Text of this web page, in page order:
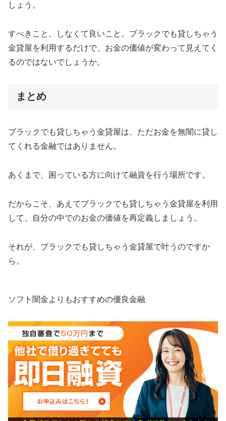
しょう。
すべきこと、しなくて良いこと。ブラックでも貸しちゃう
金貸屋を利用するだけで、お金の価値が変わって見えてく
るのではないでしょうか。
まとめ
ブラックでも貸しちゃう金貸屋は、ただお金を無闇に貸し
てくれる金融ではありません。
あくまで、困っている方に向けて融資を行う場所です。
だからこそ、あえてブラックでも貸しちゃう金貸屋を利用
して、自分の中でのお金の価値を再定義しましょう。
それが、ブラックでも貸しちゃう金貸屋で叶うのですか
ら。
ソフト闇金よりもおすすめの優良金融